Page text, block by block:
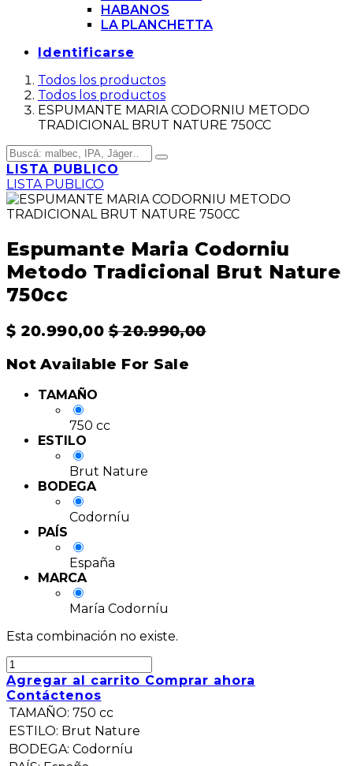
HABANOS
LA PLANCHETTA
Identificarse
Todos los productos
Todos los productos
ESPUMANTE MARIA CODORNIU METODO
TRADICIONAL BRUT NATURE 750CC
LISTA PUBLICO
LISTA PUBLICO
Espumante Maria Codorniu
Metodo Tradicional Brut Nature
750cc
$ 20.990,00 $20.990,00
Not Available For Sale
TAMAÑO
750 cc
ESTILO
Brut Nature
BODEGA
Codorníu
PAÍS
España
MARCA
María Codorníu
Esta combinación no existe.
Agregar al carrito Comprar ahora
Contáctenos
TAMAÑO: 750 cc
ESTILO: Brut Nature
BODEGA: Codorníu